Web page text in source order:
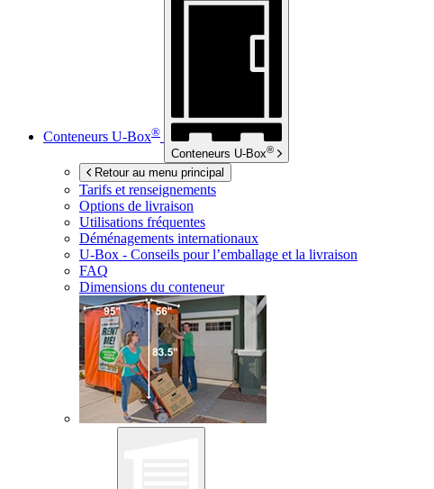
Conteneurs U-Box®
Conteneurs U-Box®
Retour au menu principal
Tarifs et renseignements
Options de livraison
Utilisations fréquentes
Déménagements internationaux
U-Box - Conseils pour l’emballage et la livraison
FAQ
Dimensions du conteneur